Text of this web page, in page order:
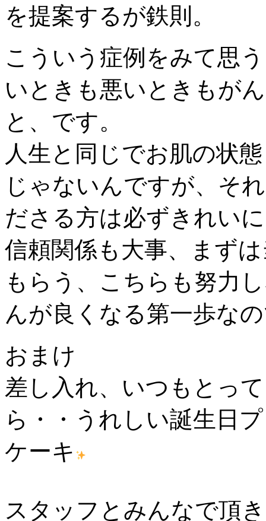
を提案するが鉄則。
こういう症例をみて思
いときも悪いときもが
と、です。
人生と同じでお肌の状
じゃないんですが、そ
ださる方は必ずきれい
信頼関係も大事、まず
もらう、こちらも努力
んが良くなる第一歩な
おまけ
差し入れ、いつもとっ
ら・・うれしい誕生日
ケーキ
スタッフとみんなで頂